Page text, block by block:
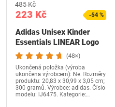
223 Kč
485 Kč
-54 %
Adidas Unisex Kinder
Essentials LINEAR Logo
T-Shirt 152…
(48×)
Ukončená položka (výroba
ukončena výrobcem): Ne. Rozměry
produktu: 20,83 x 30,99 x 3,05 cm;
300 gramů. Výrobce: adidas. Číslo
modelu: IJ6475. Kategorie:…